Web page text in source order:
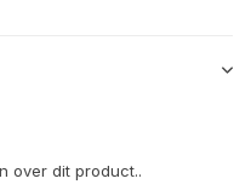
over dit product..